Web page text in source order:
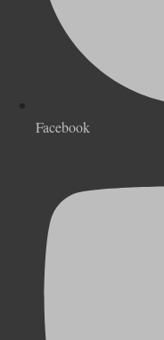
Facebook